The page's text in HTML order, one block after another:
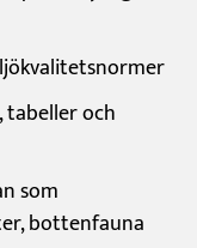
tabeller och
som
bottenfauna